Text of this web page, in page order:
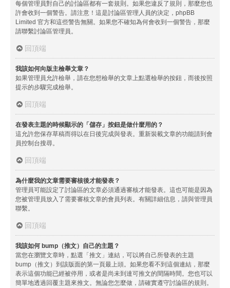
每個管理員對自己的討論區都有一套規則。如果您違反了規則，那麼您也
許會收到一個警告。請注意！這是討論區管理人員的決定，phpBB
Limited 官方和這些警告無關。如果您不確知為何會收到一個警告，那麼
請聯繫討論區管理員。
回頂端
我該如何向版主檢舉文章？
如果管理員允許檢舉，請在您想檢舉的文章上點選檢舉的按鈕，而後按照
提示的步驟完成檢舉。
回頂端
在發表主題的時候顯示的「儲存」按鈕是做什麼用的？
這允許您保存草稿而得以在日後完成與發表。重新裝載文章的功能請到會
員控制台搜尋。
回頂端
為什麼我的文章需要審核後才能發表？
管理員可能設定了討論區的文章必須通過審核才能發表。這也可能是因為
您被管理員放入了需要審核文章的會員列表。有關詳細信息，請與管理員
聯繫。
回頂端
我該如何 bump（推文）自己的主題？
當您在瀏覽文章時，點選「推文」連結，可以將自己所發表的主題
bump（推文）到該版面的第一頁最上頭。如果您看不到這個連結，那麼
表示這個功能已經被停用，或者是尚未到達可推文的間隔時間。您也可以
簡單地透過回覆主題來推文。無論您怎麼做，請確實遵守討論區的規則。